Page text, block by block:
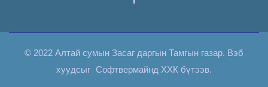
© 2022 Алтай сумын Засаг даргын Тамгын газар. Вэб
хуудсыг Софтвермайнд ХХК бүтээв.